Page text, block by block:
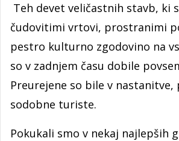
Teh devet veličastnih stavb, ki
čudovitimi vrtovi, prostranimi
pestro kulturno zgodovino na
so v zadnjem času dobile
Preurejene so bile v nastanitve,
sodobne turiste.
Pokukali smo v nekaj najlepših